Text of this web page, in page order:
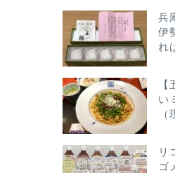
兵
伊
れ
い
リ
ゴ